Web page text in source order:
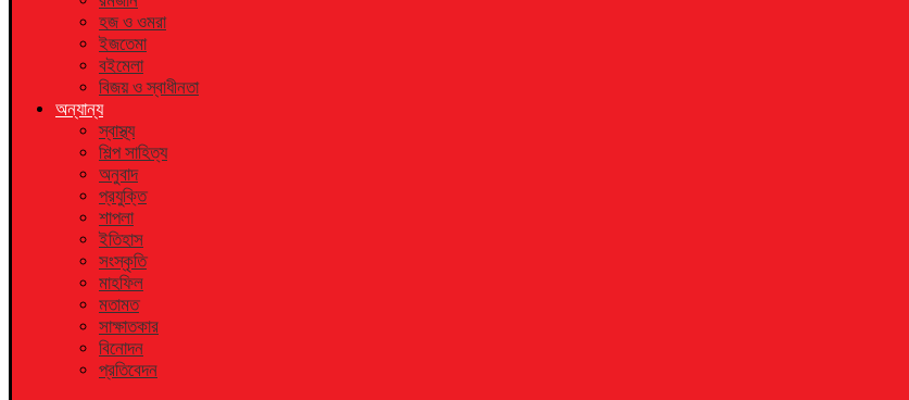
হজ ও ওমরা
ইজতেমা
বইমেলা
বিজয় ও স্বাধীনতা
অন্যান্য
স্বাস্থ্য
শিল্প সাহিত্য
অনুবাদ
প্রযুক্তি
শাপলা
ইতিহাস
সংস্কৃতি
মাহফিল
মতামত
সাক্ষাতকার
বিনোদন
প্রতিবেদন